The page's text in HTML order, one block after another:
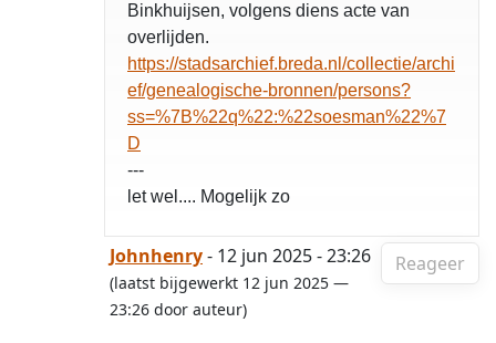
Binkhuijsen, volgens diens acte van
overlijden.
https://stadsarchief.breda.nl/collectie/archi
ef/genealogische-bronnen/persons?
ss=%7B%22q%22:%22soesman%22%7
D
---
let wel.... Mogelijk zo
Reageer
Johnhenry- 12 jun 2025 - 23:26
(laatst bijgewerkt 12 jun 2025 —
23:26 door auteur)